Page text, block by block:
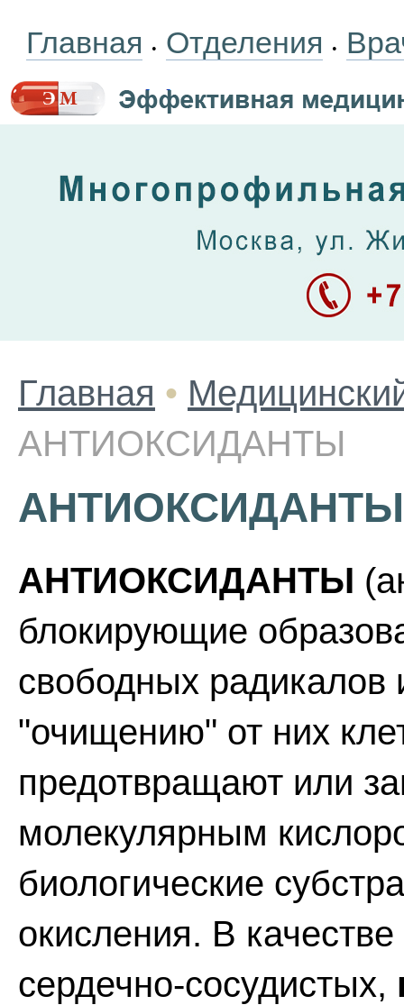
Главная • Отделения •
Главная •
АНТИОКСИДАНТЫ
АНТИОКСИДАНТЫ
АНТИОКСИДАНТЫ
блокирующие
свободных
"очищению" от них
предотвращают или
молекулярным
биологические
окисления. В
сердечно-сосудистых,